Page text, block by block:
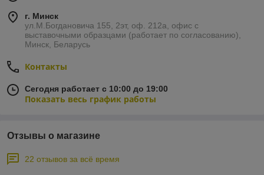
г. Минск
ул.М.Богдановича 155, 2эт, оф. 212а, офис с
выставочными образцами (работает по согласованию),
Минск, Беларусь
Контакты
Сегодня работает с 10:00 до 19:00
Показать весь график работы
Отзывы о магазине
22 отзывов за всё время